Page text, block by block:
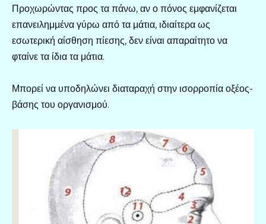
Προχωρώντας προς τα πάνω, αν ο πόνος εμφανίζεται
επανειλημμένα γύρω από τα μάτια, ιδιαίτερα ως
εσωτερική αίσθηση πίεσης, δεν είναι απαραίτητο να
φταίνε τα ίδια τα μάτια.
Μπορεί να υποδηλώνει διαταραχή στην ισορροπία οξέος-
βάσης του οργανισμού.